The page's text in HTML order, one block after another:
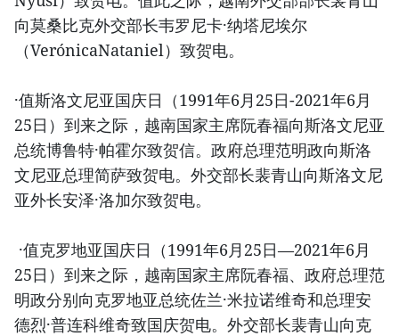
向莫桑比克外交部长韦罗尼卡·纳塔尼埃尔
（VerónicaNataniel）致贺电。
·值斯洛文尼亚国庆日（1991年6月25日-2021年6月
25日）到来之际，越南国家主席阮春福向斯洛文尼亚
总统博鲁特·帕霍尔致贺信。政府总理范明政向斯洛
文尼亚总理简萨致贺电。外交部长裴青山向斯洛文尼
亚外长安泽·洛加尔致贺电。
·值克罗地亚国庆日（1991年6月25日—2021年6月
25日）到来之际，越南国家主席阮春福、政府总理范
明政分别向克罗地亚总统佐兰·米拉诺维奇和总理安
德烈·普连科维奇致国庆贺电。外交部长裴青山向克